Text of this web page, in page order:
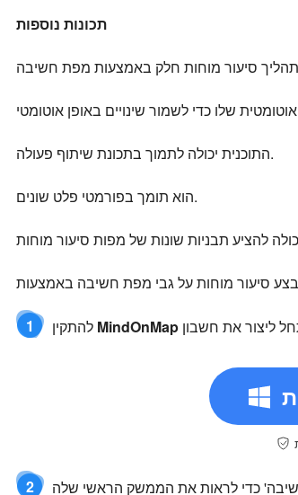
תכונות נוספות
התוכנית יכולה לתמוך בתכונת שיתוף פעולה.
הוא תומך בפורמטי פלט שונים.
1 MindOnMap
2